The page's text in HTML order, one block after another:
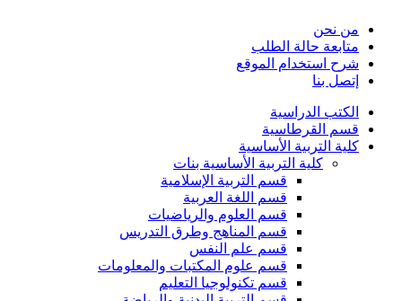
من نحن
متابعة حالة الطلب
شرح استخدام الموقع
إتصل بنا
الكتب الدراسية
قسم القرطاسية
كلية التربية الأساسية
كلية التربية الأساسية بنات
قسم التربية الإسلامية
قسم اللغة العربية
قسم العلوم والرياضيات
قسم المناهج وطرق التدريس
قسم علم النفس
قسم علوم المكتبات والمعلومات
قسم تكنولوجيا التعليم